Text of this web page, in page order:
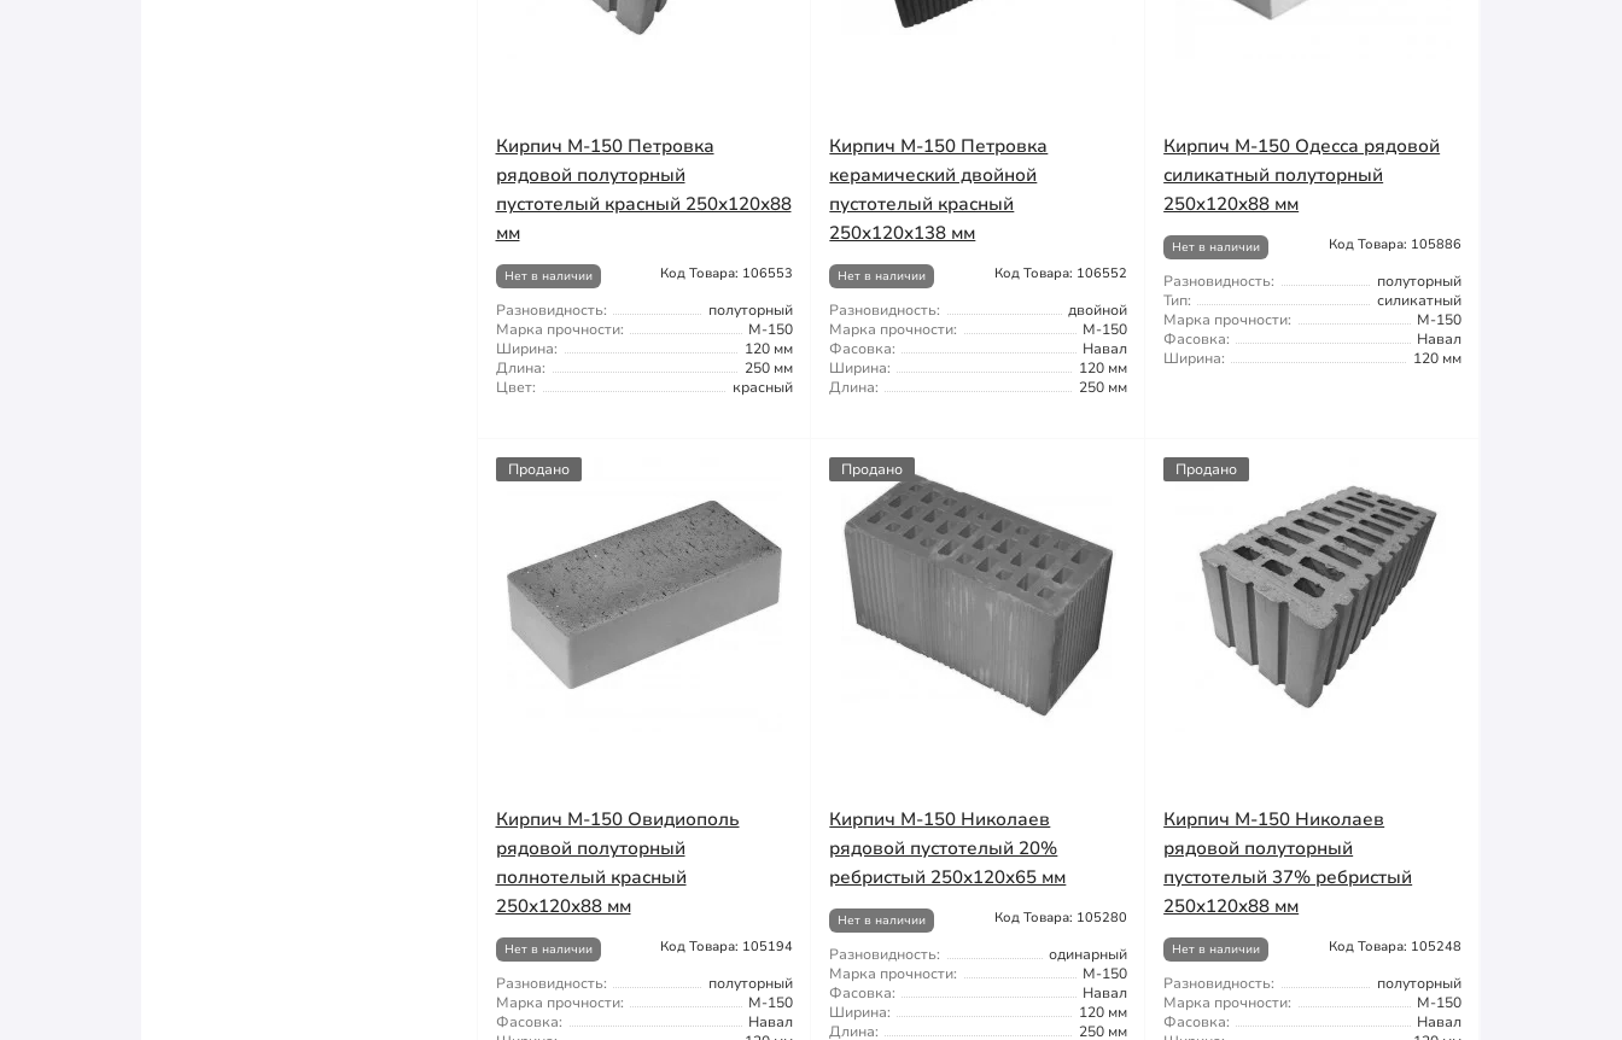
Кирпич М-150 Петровка
рядовой полуторный
пустотелый красный 250х120х88
мм
Нет в наличии Код Товара: 106553
Разновидность:
полуторный
Марка прочности:
М-150
Ширина:
120 мм
Длина:
250 мм
Цвет:
красный
Кирпич М-150 Петровка
керамический двойной
пустотелый красный
250х120х138 мм
Нет в наличии Код Товара: 106552
Разновидность:
двойной
Марка прочности:
М-150
Фасовка:
Навал
Ширина:
120 мм
Длина:
250 мм
Кирпич М-150 Одесса рядовой
силикатный полуторный
250x120x88 мм
Нет в наличии Код Товара: 105886
Разновидность:
полуторный
Тип:
силикатный
Марка прочности:
М-150
Фасовка:
Навал
Ширина:
120 мм
Продано
Кирпич М-150 Овидиополь
рядовой полуторный
полнотелый красный
250х120х88 мм
Нет в наличии Код Товара: 105194
Разновидность:
полуторный
Марка прочности:
М-150
Фасовка:
Навал
Продано
Кирпич М-150 Николаев
рядовой пустотелый 20%
ребристый 250х120х65 мм
Нет в наличии Код Товара: 105280
Разновидность:
одинарный
Марка прочности:
М-150
Фасовка:
Навал
Ширина:
120 мм
Длина:
250 мм
Продано
Кирпич М-150 Николаев
рядовой полуторный
пустотелый 37% ребристый
250х120х88 мм
Нет в наличии Код Товара: 105248
Разновидность:
полуторный
Марка прочности:
М-150
Фасовка:
Навал